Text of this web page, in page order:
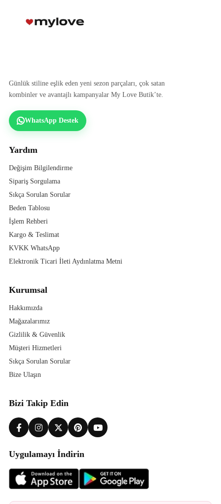
Günlük stiline eşlik eden yeni sezon parçaları, çok satan
kombinler ve avantajlı kampanyalar My Love Butik’te.
WhatsApp Destek
Yardım
Değişim Bilgilendirme
Sipariş Sorgulama
Sıkça Sorulan Sorular
Beden Tablosu
İşlem Rehberi
Kargo & Teslimat
KVKK WhatsApp
Elektronik Ticari İleti Aydınlatma Metni
Kurumsal
Hakkımızda
Mağazalarımız
Gizlilik & Güvenlik
Müşteri Hizmetleri
Sıkça Sorulan Sorular
Bize Ulaşın
Bizi Takip Edin
Uygulamayı İndirin